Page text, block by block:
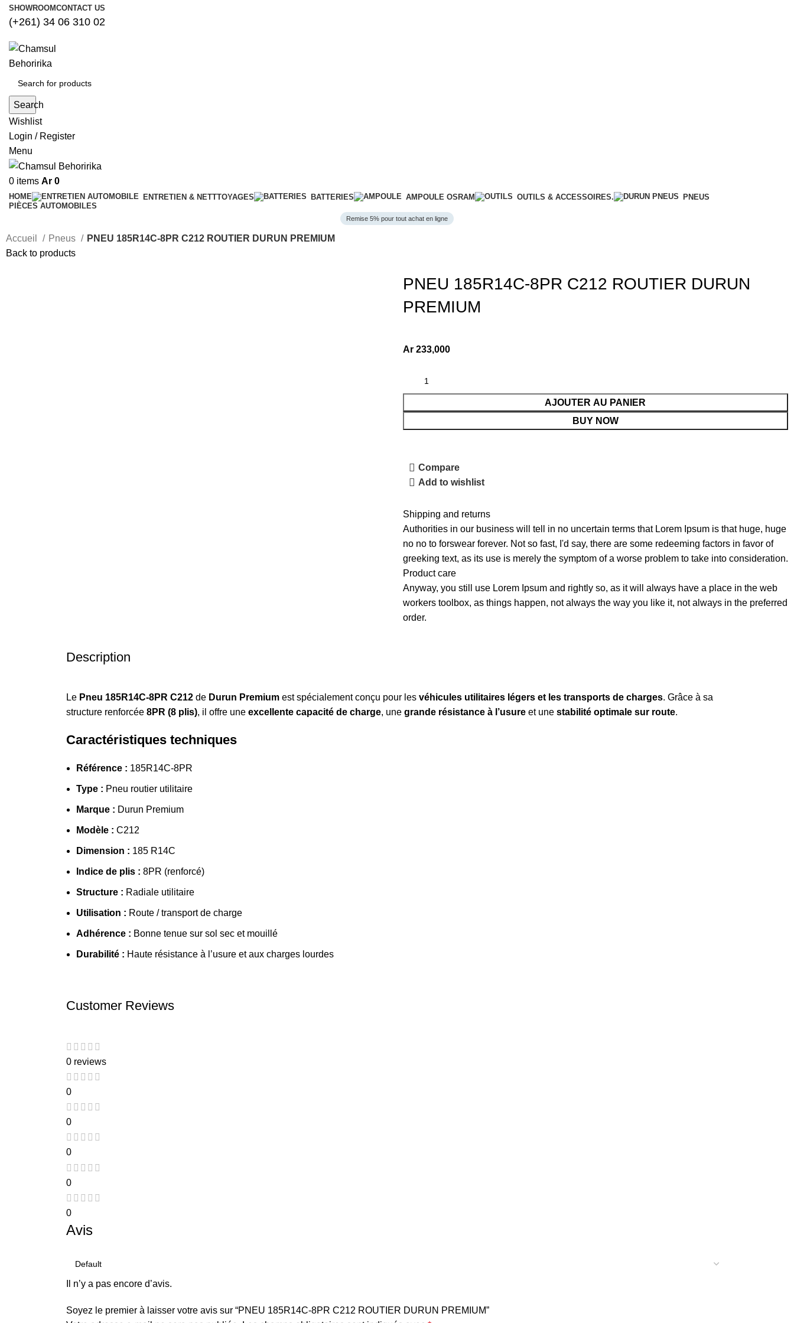
SHOWROOMCONTACT US
(+261) 34 06 310 02
Search
Wishlist
Login / Register
Menu
0 items Ar 0
HOME ENTRETIEN & NETTTOYAGES BATTERIES AMPOULE OSRAM OUTILS & ACCESSOIRES.
PNEUS
PIÈCES AUTOMOBILES
Remise 5% pour tout achat en ligne
Accueil Pneus
PNEU 185R14C-8PR C212 ROUTIER DURUN PREMIUM
Back to products
PNEU 185R14C-8PR C212 ROUTIER DURUN
PREMIUM
Ar 233,000
AJOUTER AU PANIER
BUY NOW
Compare
Add to wishlist
Shipping and returns
Authorities in our business will tell in no uncertain terms that Lorem Ipsum is that huge, huge
no no to forswear forever. Not so fast, I'd say, there are some redeeming factors in favor of
greeking text, as its use is merely the symptom of a worse problem to take into consideration.
Product care
Anyway, you still use Lorem Ipsum and rightly so, as it will always have a place in the web
workers toolbox, as things happen, not always the way you like it, not always in the preferred
order.
Description
Le Pneu 185R14C-8PR C212 de Durun Premium est spécialement conçu pour les véhicules utilitaires légers et les transports de charges. Grâce à sa
structure renforcée 8PR (8 plis), il offre une excellente capacité de charge, une grande résistance à l’usure et une stabilité optimale sur route.
Caractéristiques techniques
Référence : 185R14C-8PR
Type : Pneu routier utilitaire
Marque : Durun Premium
Modèle : C212
Dimension : 185 R14C
Indice de plis : 8PR (renforcé)
Structure : Radiale utilitaire
Utilisation : Route / transport de charge
Adhérence : Bonne tenue sur sol sec et mouillé
Durabilité : Haute résistance à l’usure et aux charges lourdes
Customer Reviews
0 reviews
0
0
0
0
0
Avis
Il n’y a pas encore d’avis.
Soyez le premier à laisser votre avis sur “PNEU 185R14C-8PR C212 ROUTIER DURUN PREMIUM”